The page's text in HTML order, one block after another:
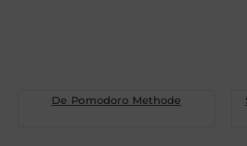
De Pomodoro Methode